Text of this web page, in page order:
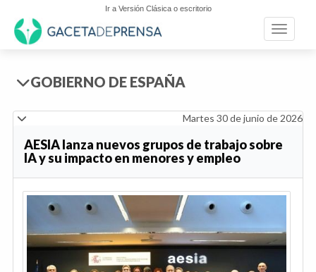
Ir a Versión Clásica o escritorio
Toggle
GOBIERNO DE ESPAÑA
Martes 30 de junio de 2026
AESIA lanza nuevos grupos de trabajo sobre
IA y su impacto en menores y empleo